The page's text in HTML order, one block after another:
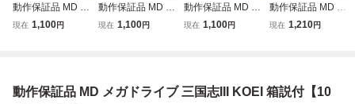
動作保証品 MD メ
ガドライブ アート
現在 1,100円
動作保証品 MD メ
ガドライブ 北斗の
現在 1,100円
動作保証品 MD メ
ガドライブ バーチ
現在 1,100円
動作保証品 MD メ
ガドライブ キリン
現在 1,210円
動作保証品 MD メガドライブ 三国志III KOEI 箱説付【10